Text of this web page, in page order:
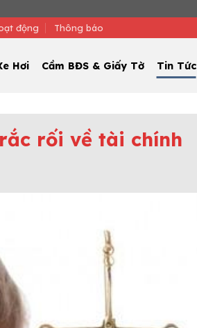
động Thông báo
Hơi Cầm BĐS & Giấy Tờ Tin Tức
rối về tài chính